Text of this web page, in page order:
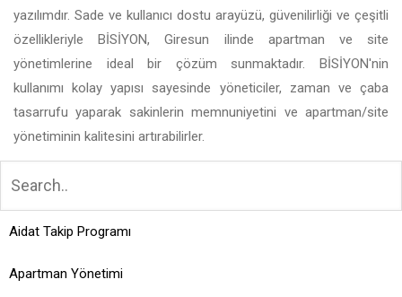
yazılımdır. Sade ve kullanıcı dostu arayüzü, güvenilirliği ve çeşitli
özellikleriyle BİSİYON, Giresun ilinde apartman ve site
yönetimlerine ideal bir çözüm sunmaktadır. BİSİYON'nin
kullanımı kolay yapısı sayesinde yöneticiler, zaman ve çaba
tasarrufu yaparak sakinlerin memnuniyetini ve apartman/site
yönetiminin kalitesini artırabilirler.
Aidat Takip Programı
Apartman Yönetimi